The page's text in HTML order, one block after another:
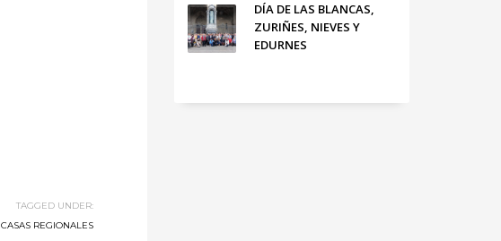
TAGGED UNDER:
CASAS REGIONALES
DÍA DE LAS BLANCAS,
ZURIÑES, NIEVES Y
EDURNES